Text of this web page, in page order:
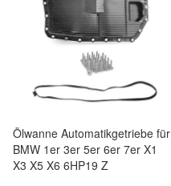
Ölwanne Automatikgetriebe für
BMW 1er 3er 5er 6er 7er X1
X3 X5 X6 6HP19 Z